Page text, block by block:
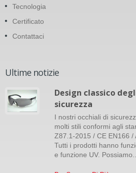
Tecnologia
Certificato
Contattaci
Ultime notizie
Design classico
sicurezza
I nostri occhiali di
molti stili conformi agli
Z87.1-2015 / CE EN166 /
Tutti i prodotti hanno
e funzione UV. Possiamo...